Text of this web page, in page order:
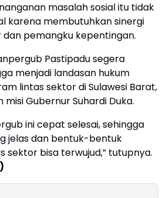
masalah sosial itu tidak
karena membutuhkan sinergi
pemangku kepentingan.
Pastipadu segera
menjadi landasan hukum
lintas sektor di Sulawesi Barat,
misi Gubernur Suhardi Duka.
ini cepat selesai, sehingga
jelas dan bentuk-bentuk
sektor bisa terwujud,” tutupnya.